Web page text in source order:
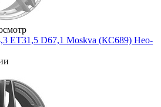
ET31,5 D67,1 Moskva (КС689) Нео-